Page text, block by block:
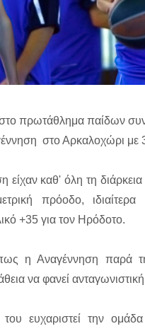
πρωτάθλημα παίδων
στο Αρκαλοχώρι με
είχαν καθ' όλη τη
πρόοδο,
+35 για τον Ηρόδοτο.
η Αναγέννηση παρά
να φανεί
ευχαριστεί την